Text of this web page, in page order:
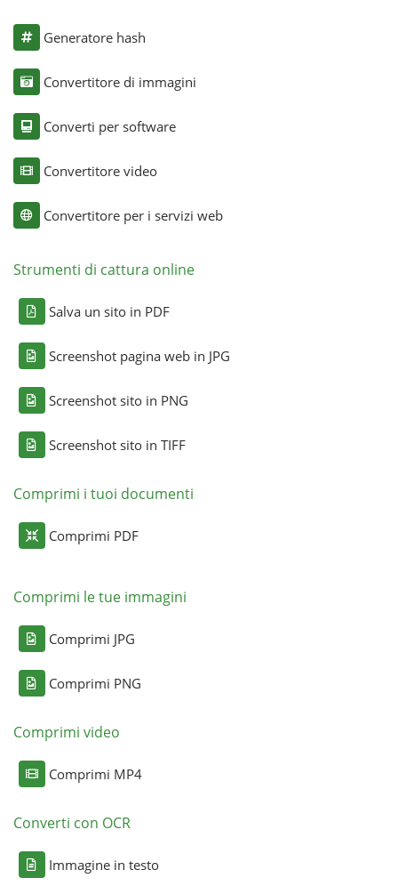
Generatore hash
Convertitore di immagini
Converti per software
Convertitore video
Convertitore per i servizi web
Strumenti di cattura online
Salva un sito in PDF
Screenshot pagina web in JPG
Screenshot sito in PNG
Screenshot sito in TIFF
Comprimi i tuoi documenti
Comprimi PDF
Comprimi le tue immagini
Comprimi JPG
Comprimi PNG
Comprimi video
Comprimi MP4
Converti con OCR
Immagine in testo